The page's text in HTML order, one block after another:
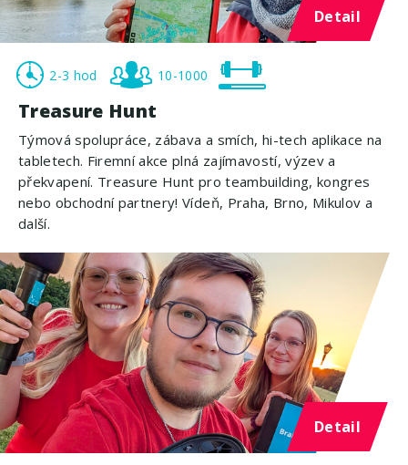
Detail
2-3 hod 10-1000
Treasure Hunt
Týmová spolupráce, zábava a smích, hi-tech aplikace na
tabletech. Firemní akce plná zajímavostí, výzev a
překvapení. Treasure Hunt pro teambuilding, kongres
nebo obchodní partnery! Vídeň, Praha, Brno, Mikulov a
další.
Detail